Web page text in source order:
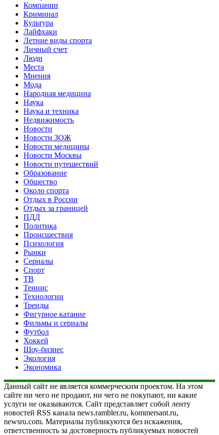
Компании
Криминал
Культура
Лайфхаки
Летние виды спорта
Личный счет
Люди
Места
Мнения
Мода
Народная медицина
Наука
Наука и техника
Недвижимость
Новости
Новости ЗОЖ
Новости медицины
Новости Москвы
Новости путешествий
Образование
Общество
Около спорта
Отдых в России
Отдых за границей
ПДД
Политика
Происшествия
Психология
Рынки
Сериалы
Спорт
ТВ
Теннис
Технологии
Тренды
Фигурное катание
Фильмы и сериалы
Футбол
Хоккей
Шоу-бизнес
Экология
Экономика
Данный сайт не является коммерческим проектом. На этом
сайте ни чего не продают, ни чего не покупают, ни какие
услуги не оказываются. Сайт представляет собой ленту
новостей RSS канала news.rambler.ru, kommersant.ru,
newsru.com. Материалы публикуются без искажения,
ответственность за достоверность публикуемых новостей